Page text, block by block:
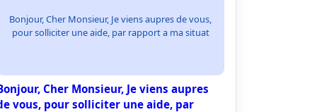
Bonjour, Cher Monsieur, Je viens aupres de vous,
pour solliciter une aide, par rapport a ma situat
Cher Monsieur, Je viens aupres
vous, pour solliciter une aide, par